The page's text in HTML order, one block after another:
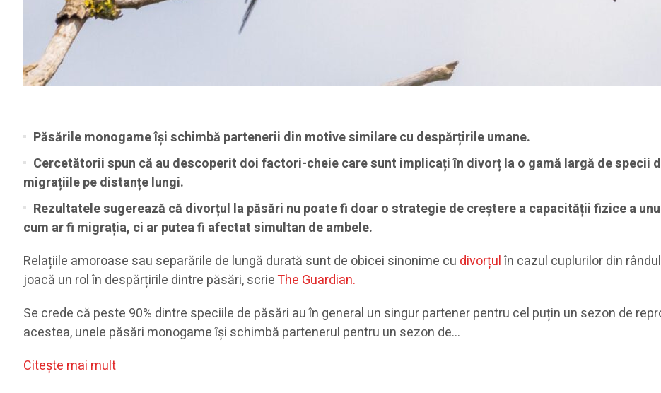
Păsările monogame își schimbă partenerii din motive similare cu despărțirile umane.
Cercetătorii spun că au descoperit doi factori-cheie care sunt implicați în divorț la o gamă largă de specii
migrațiile pe distanțe lungi.
Rezultatele sugerează că divorțul la păsări nu poate fi doar o strategie de creștere a capacității fizice a
cum ar fi migrația, ci ar putea fi afectat simultan de ambele.
Relațiile amoroase sau separările de lungă durată sunt de obicei sinonime cu divorțulîn cazul cuplurilor din
joacă un rol în despărțirile dintre păsări, scrieThe Guardian.
Se crede că peste 90% dintre speciile de păsări au în general un singur partener pentru cel puțin un sezon de
acestea, unele păsări monogame își schimbă partenerul pentru un sezon de…
Citeşte mai mult